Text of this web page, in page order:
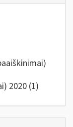
2020 (1)